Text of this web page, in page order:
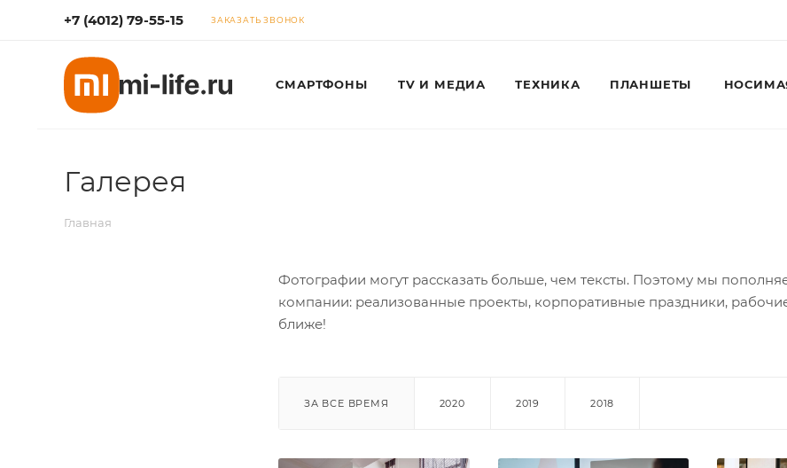
+7 (4012) 79-55-15 ЗАКАЗАТЬ ЗВОНОК
СМАРТФОНЫ TV И МЕДИА ТЕХНИКА ПЛАНШЕТЫ
Галерея
Главная
Фотографии могут рассказать больше, чем тексты. Поэтому мы
компании: реализованные проекты, корпоративные праздники,
ближе!
ЗА ВСЕ ВРЕМЯ 2020 2019 2018
на частибез переплат